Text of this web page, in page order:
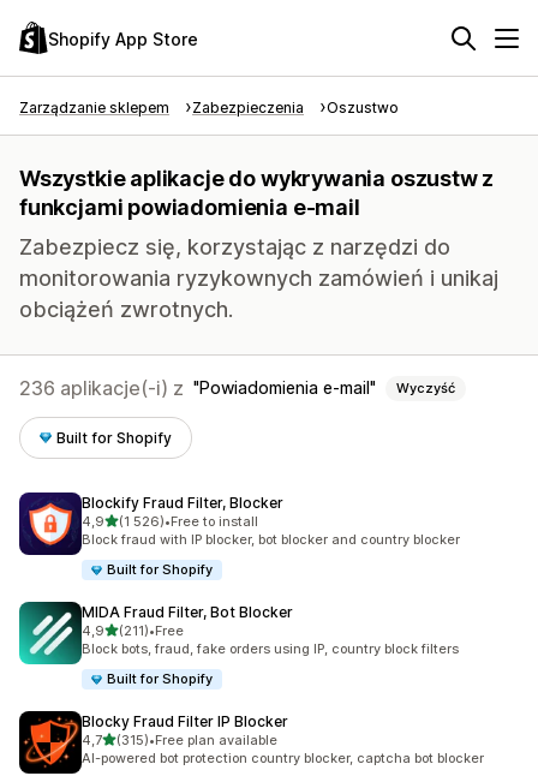
Shopify App Store
Zarządzanie sklepem Zabezpieczenia Oszustwo
Wszystkie aplikacje do wykrywania oszustw z
funkcjami powiadomienia e-mail
Zabezpiecz się, korzystając z narzędzi do
monitorowania ryzykownych zamówień i unikaj
obciążeń zwrotnych.
236 aplikacje(-i) z Powiadomienia e-mail Wyczyść
Built for Shopify
Blockify Fraud Filter, Blocker
4,9na 5 gwiazdek
(1 526)
Łączna liczba recenzji: 1526
•Free to install
Block fraud with IP blocker, bot blocker and country blocker
Built for Shopify
MIDA Fraud Filter, Bot Blocker
4,9na 5 gwiazdek
(211)
Łączna liczba recenzji: 211
•Free
Block bots, fraud, fake orders using IP, country block filters
Built for Shopify
Blocky Fraud Filter IP Blocker
4,7na 5 gwiazdek
(315)
Łączna liczba recenzji: 315
•Free plan available
AI-powered bot protection country blocker, captcha bot blocker